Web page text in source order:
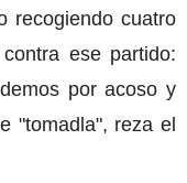
recogiendo cuatro
ese partido:
por acoso y
"tomadla", reza el